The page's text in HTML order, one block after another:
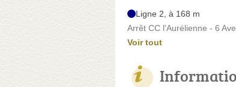
Ligne 2, à 168 m
Arrêt CC l'Aurélienne - 6
Voir tout